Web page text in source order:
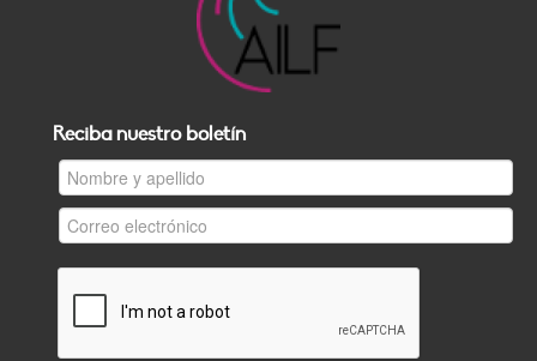
Reciba nuestro boletín